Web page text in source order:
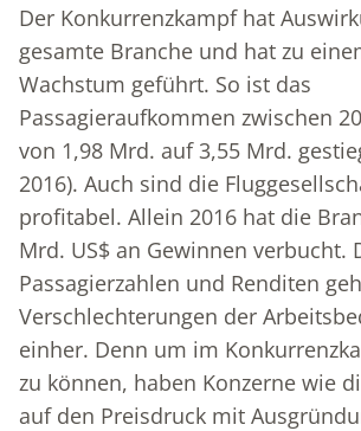
Der Konkurrenzkampf hat
gesamte Branche und hat zu
Wachstum geführt. So ist das
Passagieraufkommen zwischen
von 1,98 Mrd. auf 3,55 Mrd.
2016). Auch sind die
profitabel. Allein 2016 hat die
Mrd. US$ an Gewinnen verbucht.
Passagierzahlen und Renditen
Verschlechterungen der
einher. Denn um im
zu können, haben Konzerne wie
auf den Preisdruck mit